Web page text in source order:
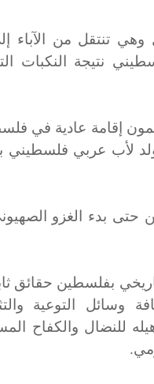
تنتقل من الآباء
نتيجة النكبات
إقامة عادية في
لأب عربي فلسطيني
حتى بدء الغزو
بفلسطين حقائق
وسائل التوعية
للنضال والكفاح